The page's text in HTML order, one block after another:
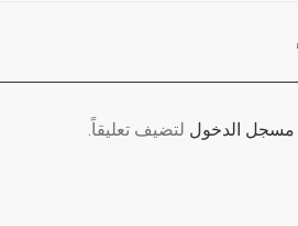
مسجل الدخول لتضيف تعليقاً.